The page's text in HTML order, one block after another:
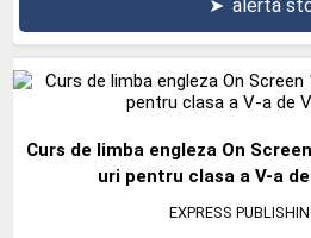
➤ alertă
Curs de limba engleza On
uri pentru clasa a V-a
EXPRESS